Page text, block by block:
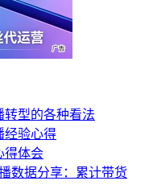
转型的各种看法
经验心得
得体会
数据分享：累计带货